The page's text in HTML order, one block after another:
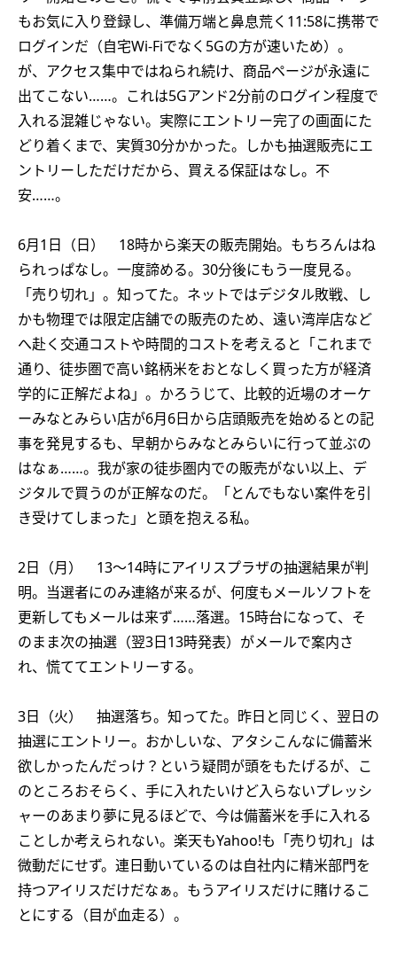
もお気に入り登録し、準備万端と鼻息荒く11:58に携帯で
ログインだ（自宅Wi-Fiでなく5Gの方が速いため）。
が、アクセス集中ではねられ続け、商品ページが永遠に
出てこない……。これは5Gアンド2分前のログイン程度で
入れる混雑じゃない。実際にエントリー完了の画面にた
どり着くまで、実質30分かかった。しかも抽選販売にエ
ントリーしただけだから、買える保証はなし。不
安……。
6月1日（日） 18時から楽天の販売開始。もちろんはね
られっぱなし。一度諦める。30分後にもう一度見る。
「売り切れ」。知ってた。ネットではデジタル敗戦、し
かも物理では限定店舗での販売のため、遠い湾岸店など
へ赴く交通コストや時間的コストを考えると「これまで
通り、徒歩圏で高い銘柄米をおとなしく買った方が経済
学的に正解だよね」。かろうじて、比較的近場のオーケ
ーみなとみらい店が6月6日から店頭販売を始めるとの記
事を発見するも、早朝からみなとみらいに行って並ぶの
はなぁ……。我が家の徒歩圏内での販売がない以上、デ
ジタルで買うのが正解なのだ。「とんでもない案件を引
き受けてしまった」と頭を抱える私。
2日（月） 13〜14時にアイリスプラザの抽選結果が判
明。当選者にのみ連絡が来るが、何度もメールソフトを
更新してもメールは来ず……落選。15時台になって、そ
のまま次の抽選（翌3日13時発表）がメールで案内さ
れ、慌ててエントリーする。
3日（火） 抽選落ち。知ってた。昨日と同じく、翌日の
抽選にエントリー。おかしいな、アタシこんなに備蓄米
欲しかったんだっけ？という疑問が頭をもたげるが、こ
のところおそらく、手に入れたいけど入らないプレッシ
ャーのあまり夢に見るほどで、今は備蓄米を手に入れる
ことしか考えられない。楽天もYahoo!も「売り切れ」は
微動だにせず。連日動いているのは自社内に精米部門を
持つアイリスだけだなぁ。もうアイリスだけに賭けるこ
とにする（目が血走る）。